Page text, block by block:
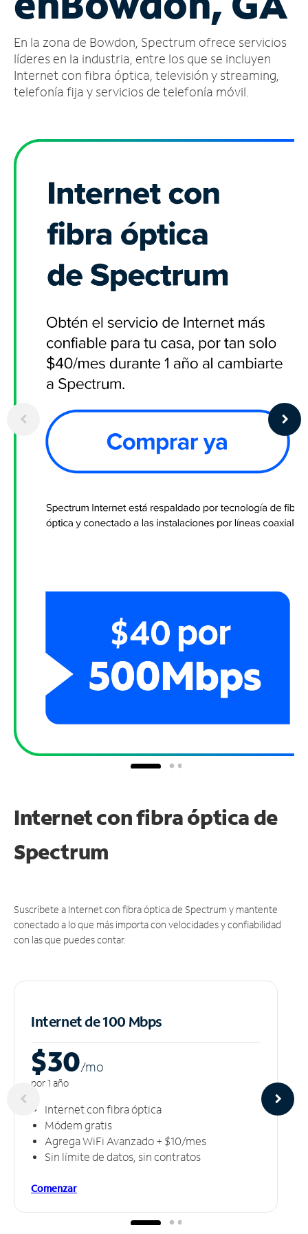
cuenta
Encuentra
una
tienda
En la zona de Bowdon, Spectrum ofrece servicios
líderes en la industria, entre los que se incluyen
Internet con fibra óptica, televisión y streaming,
telefonía fija y servicios de telefonía móvil.
Internet con fibra óptica de
Spectrum
Suscríbete a Internet con fibra óptica de Spectrum y mantente
conectado a lo que más importa con velocidades y confiabilidad
con las que puedes contar.
Internet de 100 Mbps
$30/mo
por 1 año
Internet con fibra óptica
Módem gratis
Agrega WiFi Avanzado + $10/mes
Sin límite de datos, sin contratos
Comenzar